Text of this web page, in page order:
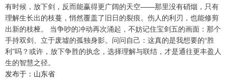
有时候，放下剑，反而能赢得更广阔的天空——那里没有硝烟，只有
理解生长出的枝蔓，悄然覆盖了旧日的裂痕。伤人的利刃，也能修剪
出新的枝桠。 当争吵的冲动再次涌起，不妨记住宝剑五的画面：那个
手持双剑、立于废墟的孤独身影。问问自己：这真的是我想要的“胜
利”吗？或许，放下争胜的执念，选择理解与联结，才是通往更丰盈人
生的智慧之径。
发布于：山东省